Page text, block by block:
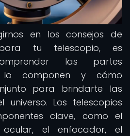
en los consejos de
para tu telescopio, es
las partes
lo componen y cómo
para brindarte las
universo. Los telescopios
clave, como el
el enfocador, el